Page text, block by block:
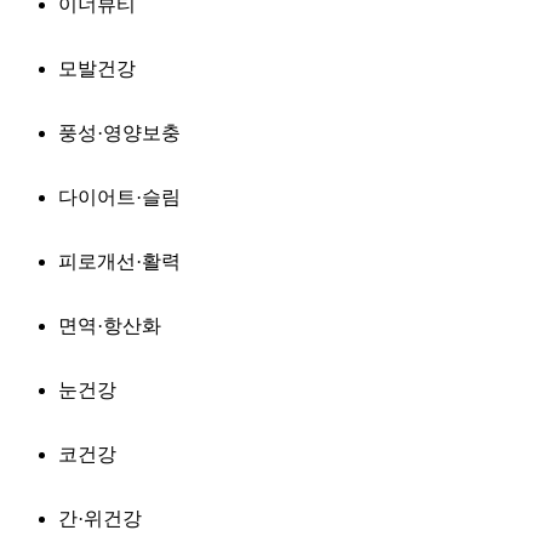
모발건강
풍성·영양보충
다이어트·슬림
피로개선·활력
면역·항산화
눈건강
코건강
간·위건강